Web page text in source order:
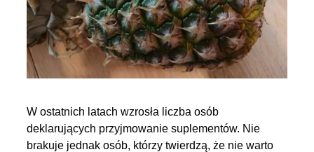
W ostatnich latach wzrosła liczba osób
deklarujących przyjmowanie suplementów. Nie
brakuje jednak osób, którzy twierdzą, że nie warto